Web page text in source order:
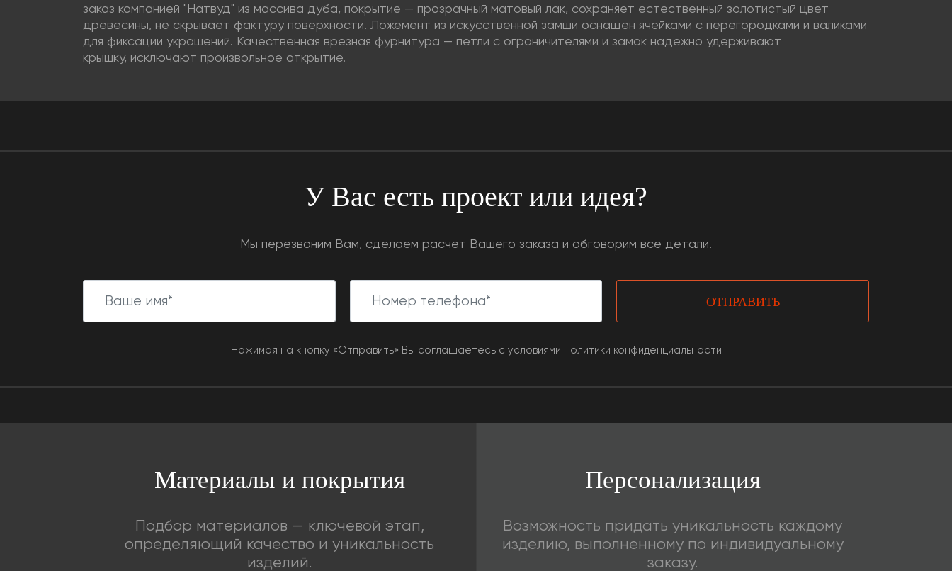
заказ компанией "Натвуд" из массива дуба, покрытие — прозрачный матовый лак, сохраняет естественный золотистый цвет
древесины, не скрывает фактуру поверхности. Ложемент из искусственной замши оснащен ячейками с перегородками и валиками
для фиксации украшений. Качественная врезная фурнитура — петли с ограничителями и замок надежно удерживают
крышку, исключают произвольное открытие.
У Вас есть проект или идея?
Мы перезвоним Вам, сделаем расчет Вашего заказа и обговорим все детали.
ОТПРАВИТЬ
Нажимая на кнопку «Отправить» Вы соглашаетесь с условиями Политики конфиденциальности
Материалы и покрытия
Подбор материалов — ключевой этап,
определяющий качество и уникальность
изделий.
Персонализация
Возможность придать уникальность каждому
изделию, выполненному по индивидуальному
заказу.